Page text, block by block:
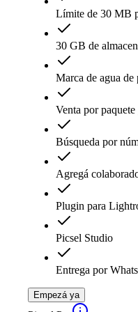
Límite de 30 MB
30 GB de
Marca de agua de
Venta por
Búsqueda por
Agregá
Plugin para
Picsel Studio
Entrega por
Empezá ya